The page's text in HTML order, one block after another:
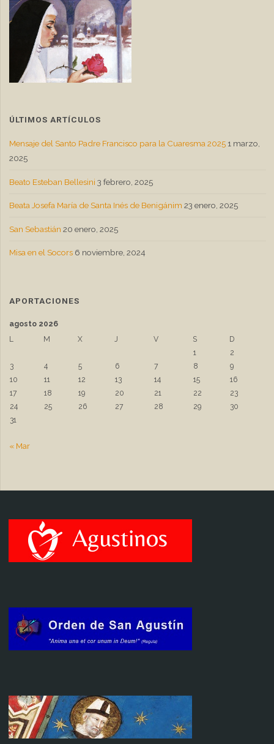
ÚLTIMOS ARTÍCULOS
Mensaje del Santo Padre Francisco para la Cuaresma 2025 1 marzo,
2025
Beato Esteban Bellesini 3 febrero, 2025
Beata Josefa María de Santa Inés de Benigánim 23 enero, 2025
San Sebastián 20 enero, 2025
Misa en el Socors 6 noviembre, 2024
APORTACIONES
agosto 2026
L
M X J V S
D
1
2
3
4 5 6 7 8
9
10
11 12 13 14 15
16
17
18 19 20 21 22
23
24
25 26 27 28 29
30
31
« Mar